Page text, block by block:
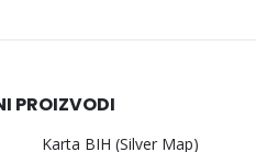
PROIZVODI
Karta BIH (Silver Map)